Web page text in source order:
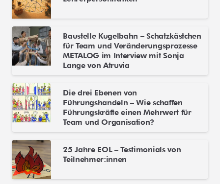
Baustelle Kugelbahn – Schatzkästchen
für Team und Veränderungsprozesse
METALOG im Interview mit Sonja
Lange von Atruvia
Die drei Ebenen von
Führungshandeln – Wie schaffen
Führungskräfte einen Mehrwert für
Team und Organisation?
25 Jahre EOL – Testimonials von
Teilnehmer:innen